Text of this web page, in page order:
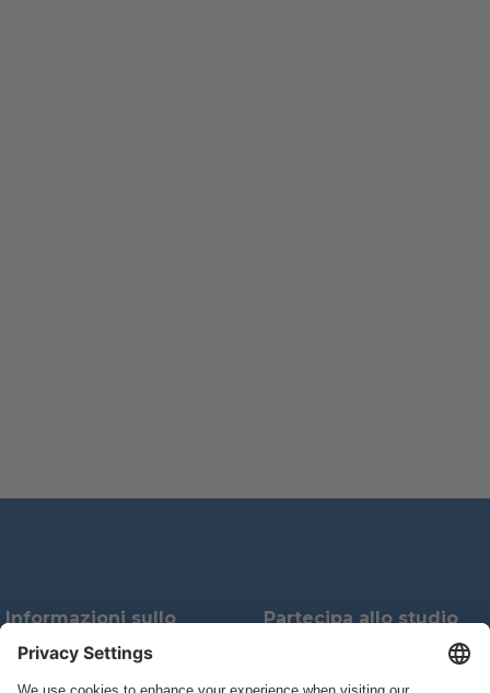
Informazioni sullo
Partecipa allo studio
Sedi delle cliniche dello studio